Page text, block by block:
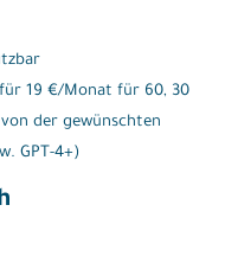
19 €/Monat für 60, 30
der gewünschten
GPT-4+)